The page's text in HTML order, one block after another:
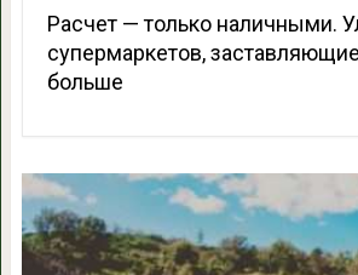
Расчет — только наличными.
супермаркетов,
больше